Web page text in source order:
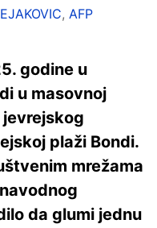
, AFP
godine u
u masovnoj
plaži Bondi.
mrežama
da glumi jednu